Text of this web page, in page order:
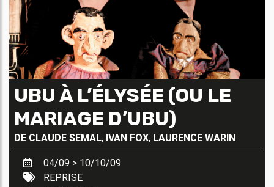
UBU À L’ÉLYSÉE (OU LE
MARIAGE D’UBU)
DE CLAUDE SEMAL, IVAN FOX, LAURENCE WARIN
04/09 > 10/10/09
REPRISE